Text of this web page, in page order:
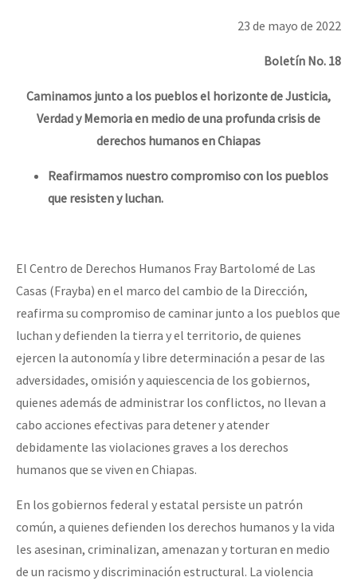
23 de mayo de 2022
Boletín No. 18
Caminamos junto a los pueblos el horizonte de Justicia,
Verdad y Memoria en medio de una profunda crisis de
derechos humanos en Chiapas
Reafirmamos nuestro compromiso con los pueblos
que resisten y luchan.
El Centro de Derechos Humanos Fray Bartolomé de Las
Casas (Frayba) en el marco del cambio de la Dirección,
reafirma su compromiso de caminar junto a los pueblos que
luchan y defienden la tierra y el territorio, de quienes
ejercen la autonomía y libre determinación a pesar de las
adversidades, omisión y aquiescencia de los gobiernos,
quienes además de administrar los conflictos, no llevan a
cabo acciones efectivas para detener y atender
debidamente las violaciones graves a los derechos
humanos que se viven en Chiapas.
En los gobiernos federal y estatal persiste un patrón
común, a quienes defienden los derechos humanos y la vida
les asesinan, criminalizan, amenazan y torturan en medio
de un racismo y discriminación estructural. La violencia